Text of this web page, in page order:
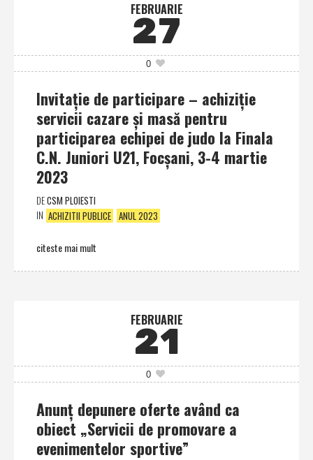
FEBRUARIE
27
0
Invitaţie de participare – achiziţie
servicii cazare şi masă pentru
participarea echipei de judo la Finala
C.N. Juniori U21, Focşani, 3-4 martie
2023
DECSM PLOIESTI
IN ACHIZITII PUBLICE ANUL 2023
citeste mai mult
FEBRUARIE
21
0
Anunţ depunere oferte având ca
obiect „Servicii de promovare a
evenimentelor sportive”